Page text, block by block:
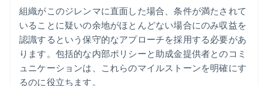
組織がこのジレンマに直面した場合、条件が満たされて
いることに疑いの余地がほとんどない場合にのみ収益を
認識するという保守的なアプローチを採用する必要があ
ります。包括的な内部ポリシーと助成金提供者とのコミ
ュニケーションは、これらのマイルストーンを明確にす
るのに役立ちます。